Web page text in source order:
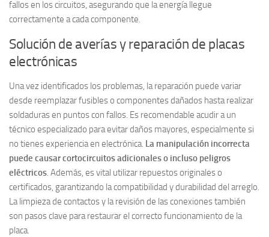
fallos en los circuitos, asegurando que la energía llegue
correctamente a cada componente.
Solución de averías y reparación de placas
electrónicas
Una vez identificados los problemas, la reparación puede variar
desde reemplazar fusibles o componentes dañados hasta realizar
soldaduras en puntos con fallos. Es recomendable acudir a un
técnico especializado para evitar daños mayores, especialmente si
no tienes experiencia en electrónica. La manipulación incorrecta
puede causar cortocircuitos adicionales o incluso peligros
eléctricos. Además, es vital utilizar repuestos originales o
certificados, garantizando la compatibilidad y durabilidad del arreglo.
La limpieza de contactos y la revisión de las conexiones también
son pasos clave para restaurar el correcto funcionamiento de la
placa.